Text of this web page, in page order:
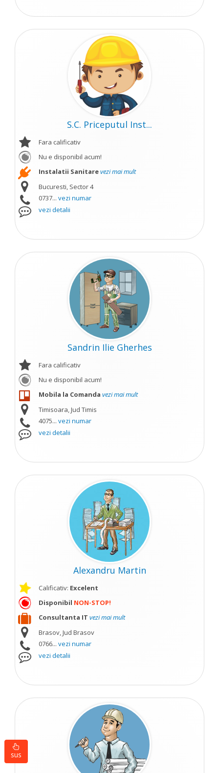
S.C. Priceputul Inst...
Fara calificativ
Nu e disponibil acum!
Instalatii Sanitarevezi mai mult
Bucuresti, Sector 4
0737... vezi numar
vezi detalii
Sandrin Ilie Gherhes
Fara calificativ
Nu e disponibil acum!
Mobila la Comanda vezi mai mult
Timisoara, Jud Timis
4075... vezi numar
vezi detalii
Alexandru Martin
Calificativ: Excelent
Disponibil NON-STOP!
Consultanta IT vezi mai mult
Brasov, Jud Brasov
0766... vezi numar
vezi detalii
sus